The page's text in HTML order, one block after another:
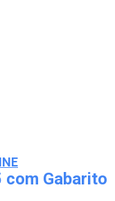
com Gabarito